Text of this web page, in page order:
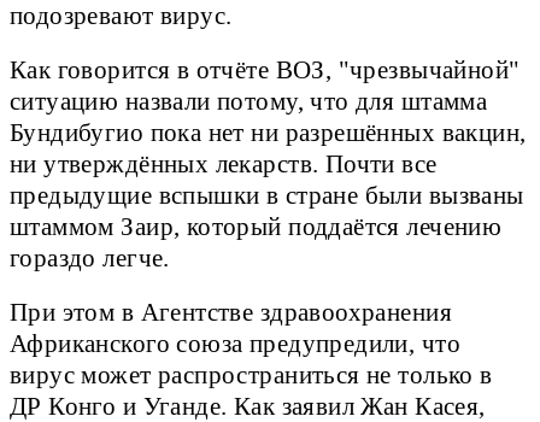
подозревают вирус.
Как говорится в отчёте ВОЗ, "чрезвычайной"
ситуацию назвали потому, что для штамма
Бундибугио пока нет ни разрешённых вакцин,
ни утверждённых лекарств. Почти все
предыдущие вспышки в стране были вызваны
штаммом Заир, который поддаётся лечению
гораздо легче.
При этом в Агентстве здравоохранения
Африканского союза предупредили, что
вирус может распространиться не только в
ДР Конго и Уганде. Как заявил Жан Касея,